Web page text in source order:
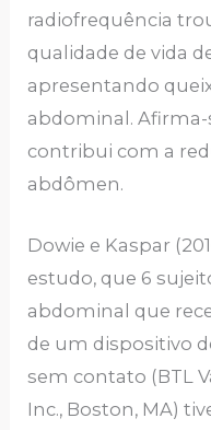
radiofrequência
qualidade de vida
apresentando
abdominal.
contribui com a
abdômen.
Dowie e Kaspar
estudo, que 6
abdominal que
de um dispositivo
sem contato (BTL
Inc., Boston, MA)